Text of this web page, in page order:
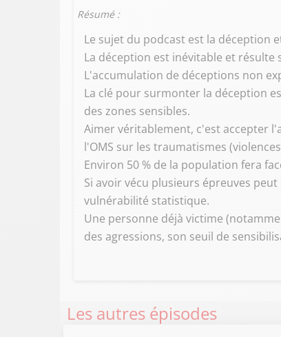
Résumé :
Le sujet du podcast est la déception
La déception est inévitable et
L'accumulation de déceptions non
La clé pour surmonter la déception
des zones sensibles.
Aimer véritablement, c'est accepter
l'OMS sur les traumatismes
Environ 50 % de la population fera
Si avoir vécu plusieurs épreuves
vulnérabilité statistique.
Une personne déjà victime
des agressions, son seuil de
Les autres épisodes